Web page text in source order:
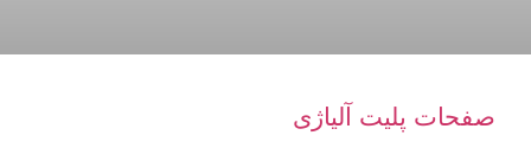
صفحات پلیت آلیاژی